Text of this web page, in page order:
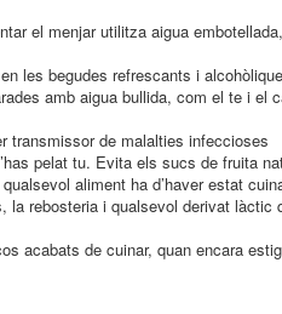
el menjar utilitza aigua
les begudes refrescants i
amb aigua bullida, com el te i el
transmissor de malalties infeccioses
pelat tu. Evita els sucs de fruita
aliment ha d’haver estat
la rebosteria i qualsevol derivat làctic
acabats de cuinar, quan encara